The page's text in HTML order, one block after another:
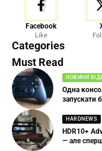
Facebook
Like
Categories
Must Read
НОВИНИ
Одна
запускати
HARDNEWS
HDR10+
— але